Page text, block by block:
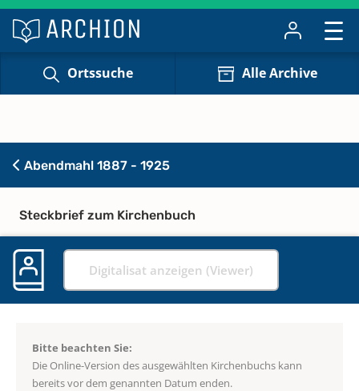
Ortssuche Alle Archive
Abendmahl 1887 - 1925
Steckbrief zum Kirchenbuch
Digitalisat anzeigen (Viewer)
Bitte beachten Sie:
Die Online-Version des ausgewählten Kirchenbuchs kann
bereits vor dem genannten Datum enden.